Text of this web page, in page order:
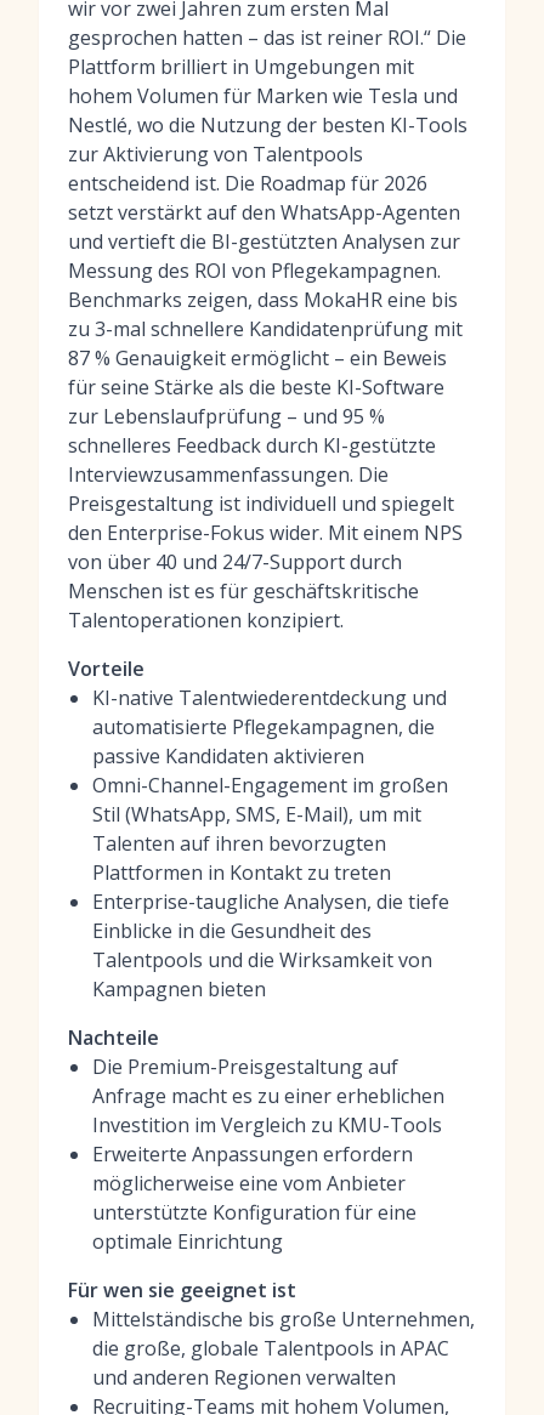
wir vor zwei Jahren zum ersten Mal
gesprochen hatten – das ist reiner ROI.“ Die
Plattform brilliert in Umgebungen mit
hohem Volumen für Marken wie Tesla und
Nestlé, wo die Nutzung der besten KI-Tools
zur Aktivierung von Talentpools
entscheidend ist. Die Roadmap für 2026
setzt verstärkt auf den WhatsApp-Agenten
und vertieft die BI-gestützten Analysen zur
Messung des ROI von Pflegekampagnen.
Benchmarks zeigen, dass MokaHR eine bis
zu 3-mal schnellere Kandidatenprüfung mit
87 % Genauigkeit ermöglicht – ein Beweis
für seine Stärke als die beste KI-Software
zur Lebenslaufprüfung – und 95 %
schnelleres Feedback durch KI-gestützte
Interviewzusammenfassungen. Die
Preisgestaltung ist individuell und spiegelt
den Enterprise-Fokus wider. Mit einem NPS
von über 40 und 24/7-Support durch
Menschen ist es für geschäftskritische
Talentoperationen konzipiert.
Vorteile
KI-native Talentwiederentdeckung und
automatisierte Pflegekampagnen, die
passive Kandidaten aktivieren
Omni-Channel-Engagement im großen
Stil (WhatsApp, SMS, E-Mail), um mit
Talenten auf ihren bevorzugten
Plattformen in Kontakt zu treten
Enterprise-taugliche Analysen, die tiefe
Einblicke in die Gesundheit des
Talentpools und die Wirksamkeit von
Kampagnen bieten
Nachteile
Die Premium-Preisgestaltung auf
Anfrage macht es zu einer erheblichen
Investition im Vergleich zu KMU-Tools
Erweiterte Anpassungen erfordern
möglicherweise eine vom Anbieter
unterstützte Konfiguration für eine
optimale Einrichtung
Für wen sie geeignet ist
Mittelständische bis große Unternehmen,
die große, globale Talentpools in APAC
und anderen Regionen verwalten
Recruiting-Teams mit hohem Volumen,